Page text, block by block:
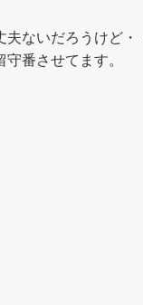
ないだろうけど・
番させてます。